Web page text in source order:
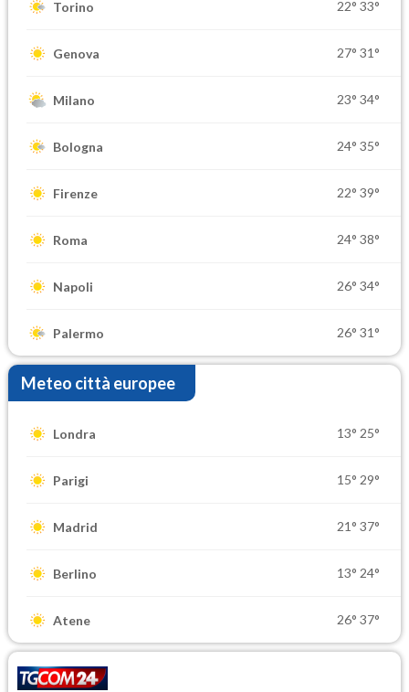
Torino 22° 33°
Genova 27° 31°
Milano 23° 34°
Bologna 24° 35°
Firenze 22° 39°
Roma 24° 38°
Napoli 26° 34°
Palermo 26° 31°
Meteo città europee
Londra 13° 25°
Parigi 15° 29°
Madrid 21° 37°
Berlino 13° 24°
Atene 26° 37°